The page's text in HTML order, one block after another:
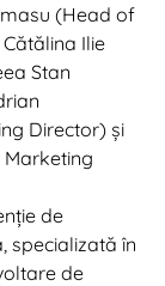
(Head of
Ilie
Stan
Director) și
de
specializată în
de